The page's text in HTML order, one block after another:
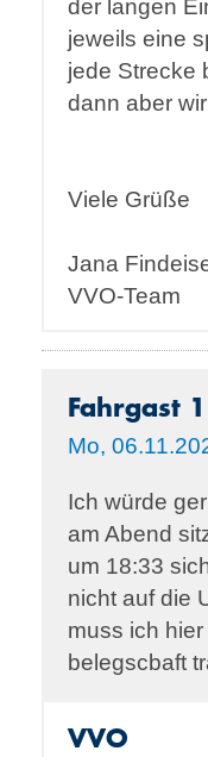
der langen
jeweils eine
jede Strecke
dann aber
Viele Grüße
Jana
VVO-Team
Fahrgast 1
Mo,
Ich würde
am Abend
um 18:33
nicht auf die
muss ich
belegscbaft
VVO